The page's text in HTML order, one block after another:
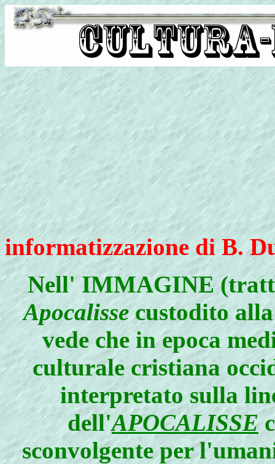
informatizzazione di B.
Nell'IMMAGINE
Apocalissecustodito
vede che in epoca
culturale cristiana
interpretato sulla
dell'APOCALISSE
sconvolgente per